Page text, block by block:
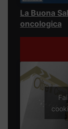
La Buona
oncologica